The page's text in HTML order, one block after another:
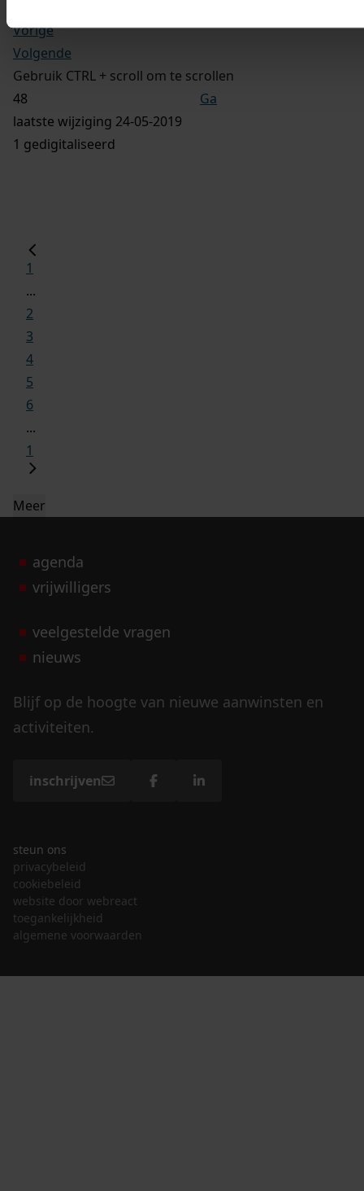
Vorige
Volgende
Gebruik CTRL + scroll om te scrollen
Ga
laatste wijziging 24-05-2019
1 gedigitaliseerd
1
...
2
3
4
5
6
...
1
Meer
agenda
vrijwilligers
veelgestelde vragen
nieuws
Blijf op de hoogte van nieuwe aanwinsten en
activiteiten.
inschrijven
steun ons
privacybeleid
cookiebeleid
website door webreact
toegankelijkheid
algemene voorwaarden